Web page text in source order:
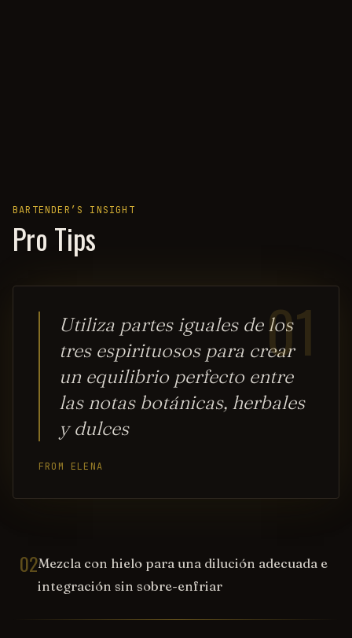
BARTENDER’S INSIGHT
Pro Tips
01
Utiliza partes iguales de los
tres espirituosos para crear
un equilibrio perfecto entre
las notas botánicas, herbales
y dulces
FROM ELENA
02Mezcla con hielo para una dilución adecuada e
integración sin sobre-enfriar